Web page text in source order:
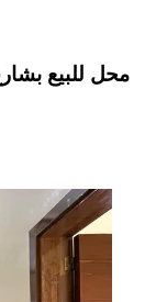
محل للبيع